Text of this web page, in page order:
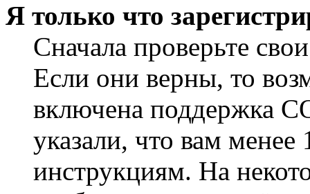
Я только что
Сначала проверьте
Если они верны, то
включена поддержка
указали, что вам
инструкциям. На